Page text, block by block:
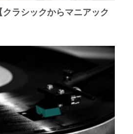
ラシックからマニアック